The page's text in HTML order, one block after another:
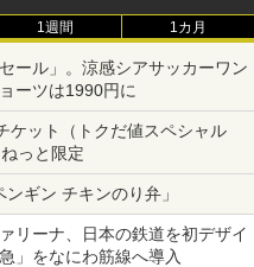
1週間 1カ月
ール」。涼感シアサッカーワン
ーツは1990円に
ケット（トクだ値スペシャル
っと限定
ギン チキンのり弁」
リーナ、日本の鉄道を初デザイ
」をなにわ筋線へ導入